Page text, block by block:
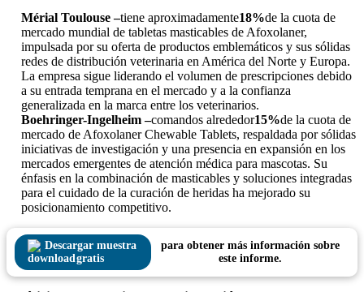
Mérial Toulouse –tiene aproximadamente18%de la cuota de
mercado mundial de tabletas masticables de Afoxolaner,
impulsada por su oferta de productos emblemáticos y sus sólidas
redes de distribución veterinaria en América del Norte y Europa.
La empresa sigue liderando el volumen de prescripciones debido
a su entrada temprana en el mercado y a la confianza
generalizada en la marca entre los veterinarios.
Boehringer-Ingelheim –comandos alrededor15%de la cuota de
mercado de Afoxolaner Chewable Tablets, respaldada por sólidas
iniciativas de investigación y una presencia en expansión en los
mercados emergentes de atención médica para mascotas. Su
énfasis en la combinación de masticables y soluciones integradas
para el cuidado de la curación de heridas ha mejorado su
posicionamiento competitivo.
Descargar muestra
gratis
para obtener más información sobre
este informe.